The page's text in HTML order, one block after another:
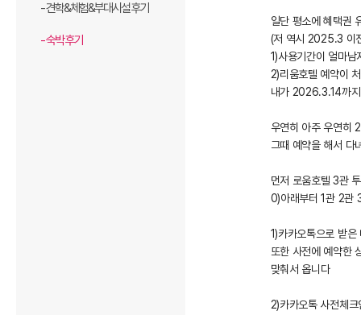
- 견학&체험&부대시설 후기
- 숙박 후기
일단 평소에 혜택권
(저 역시 2025.3 이
1)사용기간이 얼마남
2)리움호텔 예약이
내가 2026.3.14까지
우연히 아주 우연히
그때 예약을 해서 다
먼저 로움호텔 3관
0)아래부터 1관 2관
1)카카오톡으로 받
또한 사전에 예약한
맞춰서 옵니다
2)카카오톡 사전체